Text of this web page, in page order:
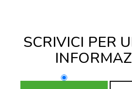
SCRIVICI PER